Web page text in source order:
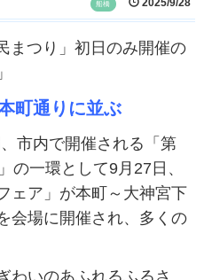
船橋 2025/9/28
まつり」初日のみ開催の
町通りに並ぶ
市内で開催される「第
の一環として9月27日、
ェア」が本町～大神宮下
会場に開催され、多くの